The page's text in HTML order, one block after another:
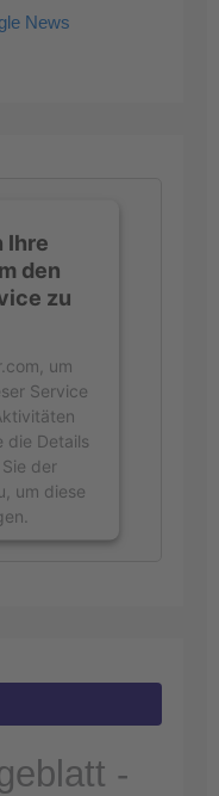
Ihre
den
zu
um
Service
die Details
der
um diese
Consent
-